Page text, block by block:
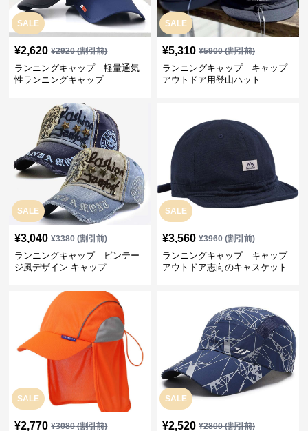
SALE
¥2,620 ¥2920(割引前)
ランニングキャップ 軽量通気
性ランニングキャップ
SALE
¥5,310 ¥5900(割引前)
ランニングキャップ キャップ
アウトドア用登山ハット
SALE
¥3,040 ¥3380(割引前)
ランニングキャップ ビンテー
ジ風デザイン キャップ
SALE
¥3,560 ¥3960(割引前)
ランニングキャップ キャップ
アウトドア志向のキャスケット
SALE
¥2,770 ¥3080(割引前)
SALE
¥2,520 ¥2800(割引前)